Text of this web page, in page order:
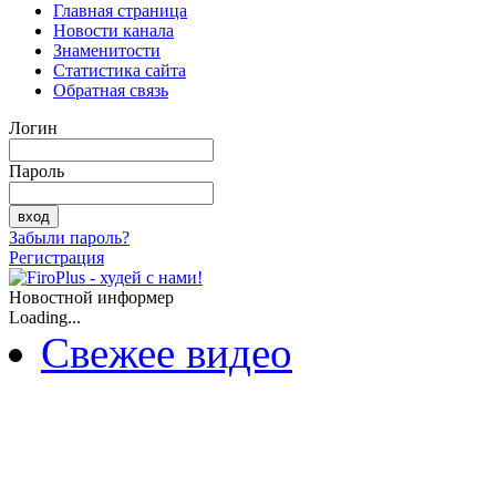
Главная страница
Новости канала
Знаменитости
Статистика сайта
Обратная связь
Логин
Пароль
Забыли пароль?
Регистрация
Новостной информер
Loading...
Свежее видео